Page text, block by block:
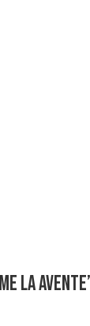
LA